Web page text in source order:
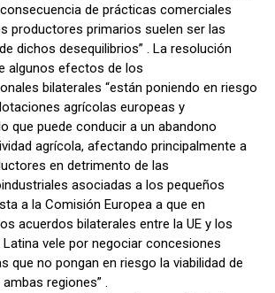
de prácticas comerciales
productores primarios suelen ser las
dichos desequilibrios” . La resolución
algunos efectos de los
bilaterales “están poniendo en riesgo
agrícolas europeas y
que puede conducir a un abandono
agrícola, afectando principalmente a
en detrimento de las
asociadas a los pequeños
a la Comisión Europea a que en
acuerdos bilaterales entre la UE y los
vele por negociar concesiones
que no pongan en riesgo la viabilidad de
regiones” .